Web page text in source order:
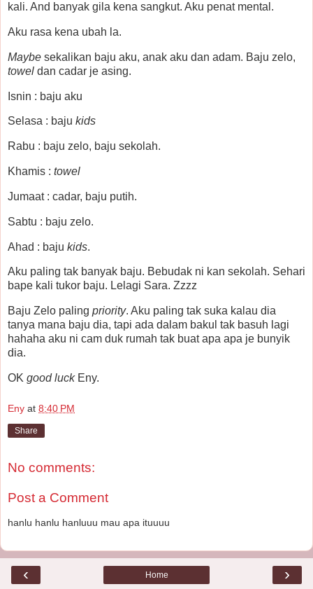
kali. And banyak gila kena sangkut. Aku penat mental.
Aku rasa kena ubah la.
Maybe sekalikan baju aku, anak aku dan adam. Baju zelo,
towel dan cadar je asing.
Isnin : baju aku
Selasa : baju kids
Rabu : baju zelo, baju sekolah.
Khamis : towel
Jumaat : cadar, baju putih.
Sabtu : baju zelo.
Ahad : baju kids.
Aku paling tak banyak baju. Bebudak ni kan sekolah. Sehari
bape kali tukor baju. Lelagi Sara. Zzzz
Baju Zelo paling priority. Aku paling tak suka kalau dia
tanya mana baju dia, tapi ada dalam bakul tak basuh lagi
hahaha aku ni cam duk rumah tak buat apa apa je bunyik
dia.
OK good luckEny.
Eny at 8:40 PM
Share
No comments:
Post a Comment
hanlu hanlu hanluuu mau apa ituuuu
‹ ›
Home